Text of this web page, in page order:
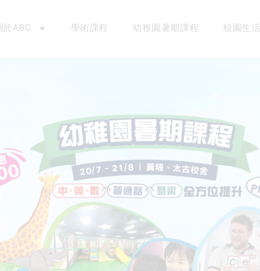
於ABC 學術課程 幼稚園暑期課程 校園生活